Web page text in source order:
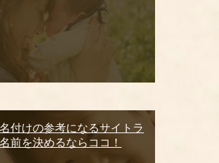
付けの参考になるサイトラ
前を決めるならココ！